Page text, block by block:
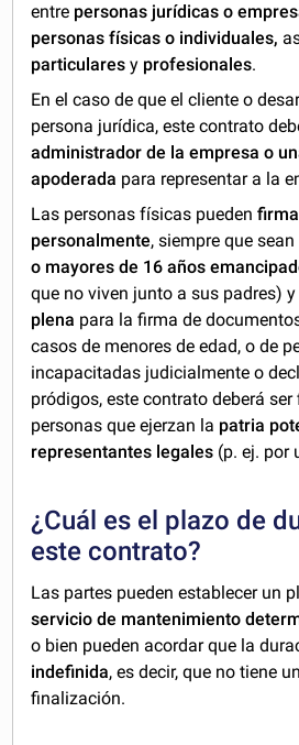
entre personas jurídicas o
personas físicas o individuales,
particularesy profesionales.
En el caso de que el cliente o
persona jurídica, este contrato
administrador de la empresa o
apoderada para representar a la
Las personas físicas pueden
personalmente, siempre que sean
o mayores de 16 años
que no viven junto a sus padres)
plena para la firma de
casos de menores de edad, o de
incapacitadas judicialmente o
pródigos, este contrato deberá
personas que ejerzan la patria
representantes legales (p. ej. por
¿Cuál es el plazo de
este contrato?
Las partes pueden establecer un
servicio de mantenimiento
o bien pueden acordar que la
indefinida, es decir, que no tiene
finalización.